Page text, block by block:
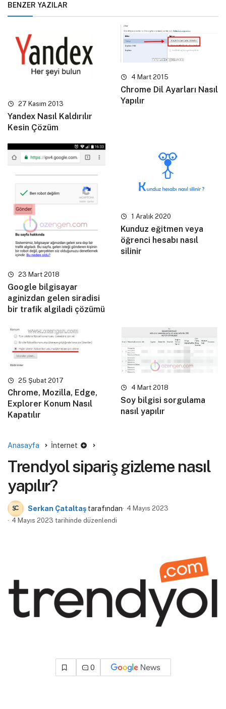
BENZER YAZILAR
27 Kasım 2013
Yandex Nasıl Kaldırılır
Kesin Çözüm
4 Mart 2015
Chrome Dil Ayarları Nasıl
Yapılır
23 Mart 2018
Google bilgisayar
aginizdan gelen siradisi
bir trafik algiladi çözümü
1 Aralık 2020
Kunduz eğitmen veya
öğrenci hesabı nasıl
silinir
25 Şubat 2017
Chrome, Mozilla, Edge,
Explorer Konum Nasıl
Kapatılır
4 Mart 2018
Soy bilgisi sorgulama
nasıl yapılır
Anasayfa İnternet
Trendyol sipariş gizleme nasıl
yapılır?
Serkan Çataltaş tarafından
4 Mayıs 2023
4 Mayıs 2023 tarihinde düzenlendi
0